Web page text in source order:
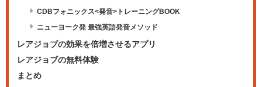
CDBフォニックス<発音>トレーニングBOOK
ニューヨーク発 最強英語発音メソッド
レアジョブの効果を倍増させるアプリ
レアジョブの無料体験
まとめ